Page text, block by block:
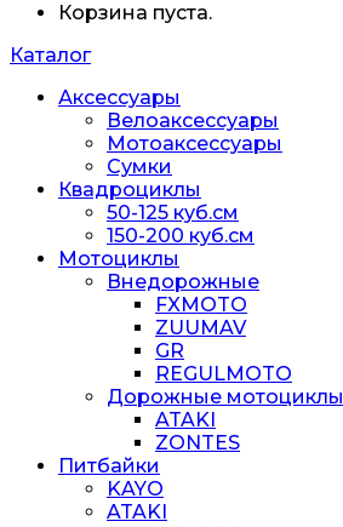
Корзина пуста.
Каталог
Аксессуары
Велоаксессуары
Мотоаксессуары
Сумки
Квадроциклы
50-125 куб.см
150-200 куб.см
Мотоциклы
Внедорожные
FXMOTO
ZUUMAV
GR
REGULMOTO
Дорожные мотоциклы
ATAKI
ZONTES
Питбайки
KAYO
ATAKI